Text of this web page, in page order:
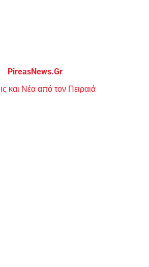
PireasNews.Gr
και Νέα από τον Πειραιά